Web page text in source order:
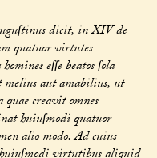
dicit, in XIV de
quatuor virtutes
eſſe beatos ſola
melius aut amabilius, ut
creavit omnes
huiuſmodi quatuor
alio modo. Ad cuius